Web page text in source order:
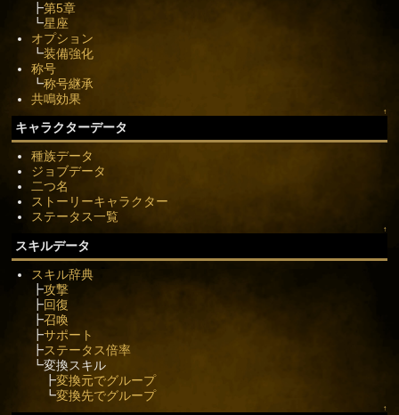
┣第5章
┗星座
オプション
┗装備強化
称号
┗称号継承
共鳴効果
↑
キャラクターデータ
種族データ
ジョブデータ
二つ名
ストーリーキャラクター
ステータス一覧
↑
スキルデータ
スキル辞典
┣攻撃
┣回復
┣召喚
┣サポート
┣ステータス倍率
┗変換スキル
┣変換元でグループ
┗変換先でグループ
↑